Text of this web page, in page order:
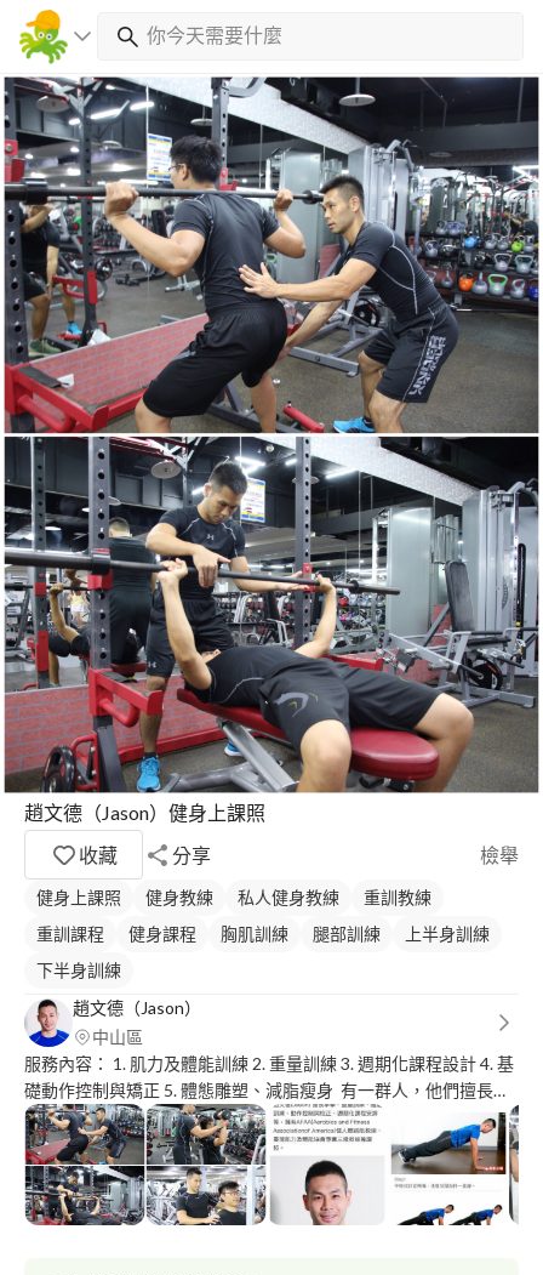
趙文德（Jason）健身上課照
收藏
分享 檢舉
健身上課照 健身教練 私人健身教練
重訓教練
重訓課程
健身課程 胸肌訓練 腿部訓練
上半身訓練
下半身訓練
趙文德（Jason）
中山區
服務內容： 1. 肌力及體能訓練 2. 重量訓練 3. 週期化課程設計 4. 基
礎動作控制與矯正 5. 體態雕塑、減脂瘦身 有一群人，他們擅長幫
人打造出更好的自己，而我剛好就是那群人其中之一。我，是肌力
及體能教練。